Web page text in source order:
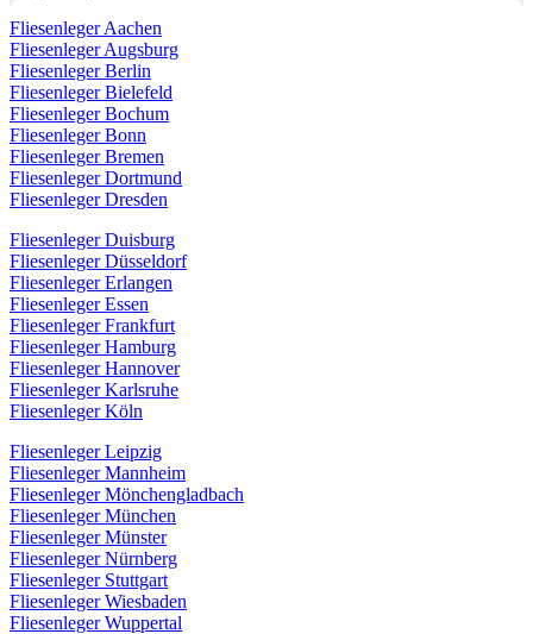
Fliesenleger Aachen
Fliesenleger Augsburg
Fliesenleger Berlin
Fliesenleger Bielefeld
Fliesenleger Bochum
Fliesenleger Bonn
Fliesenleger Bremen
Fliesenleger Dortmund
Fliesenleger Dresden
Fliesenleger Duisburg
Fliesenleger Düsseldorf
Fliesenleger Erlangen
Fliesenleger Essen
Fliesenleger Frankfurt
Fliesenleger Hamburg
Fliesenleger Hannover
Fliesenleger Karlsruhe
Fliesenleger Köln
Fliesenleger Leipzig
Fliesenleger Mannheim
Fliesenleger Mönchengladbach
Fliesenleger München
Fliesenleger Münster
Fliesenleger Nürnberg
Fliesenleger Stuttgart
Fliesenleger Wiesbaden
Fliesenleger Wuppertal